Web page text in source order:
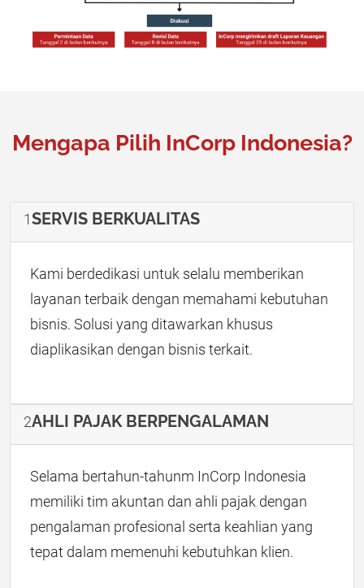
Mengapa Pilih InCorp Indonesia?
1 SERVIS BERKUALITAS
Kami berdedikasi untuk selalu memberikan
layanan terbaik dengan memahami kebutuhan
bisnis. Solusi yang ditawarkan khusus
diaplikasikan dengan bisnis terkait.
2AHLI PAJAK BERPENGALAMAN
Selama bertahun-tahunm InCorp Indonesia
memiliki tim akuntan dan ahli pajak dengan
pengalaman profesional serta keahlian yang
tepat dalam memenuhi kebutuhkan klien.